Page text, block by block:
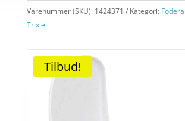
Varenummer (SKU): 1424371 Kategori:
Trixie
Tilbud!